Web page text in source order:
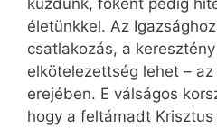
életünkkel. Az
csatlakozás, a
elkötelezettség lehet –
erejében. E válságos
hogy a feltámadt